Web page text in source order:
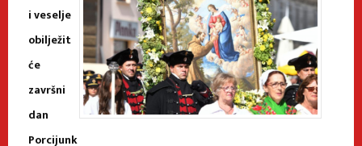
i veselje
obilježit
će
završni
dan
Porcijunk